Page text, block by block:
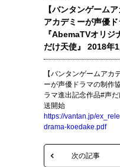
【バンタンゲーム
アカデミーが声優ド
『AbemaTVオリ
だけ天使』 2018
【バンタンゲームアカ
ーが声優ドラマの制作
ラマ進出記念作品#声
送開始
https://vantan.jp/
drama-koedake.pdf
次の記事